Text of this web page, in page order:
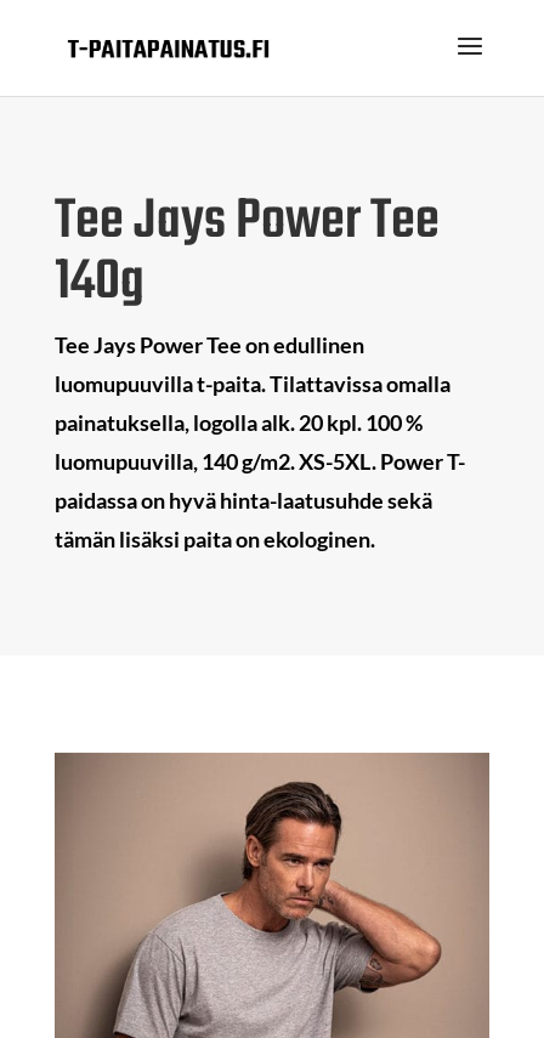
Tee Jays Power Tee
140g
Tee Jays Power Tee on edullinen
luomupuuvilla t-paita. Tilattavissa omalla
painatuksella, logolla alk. 20 kpl. 100 %
luomupuuvilla, 140 g/m2. XS-5XL. Power T-
paidassa on hyvä hinta-laatusuhde sekä
tämän lisäksi paita on ekologinen.